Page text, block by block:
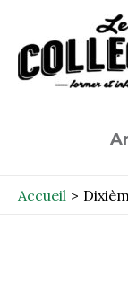
contenu
Accueil